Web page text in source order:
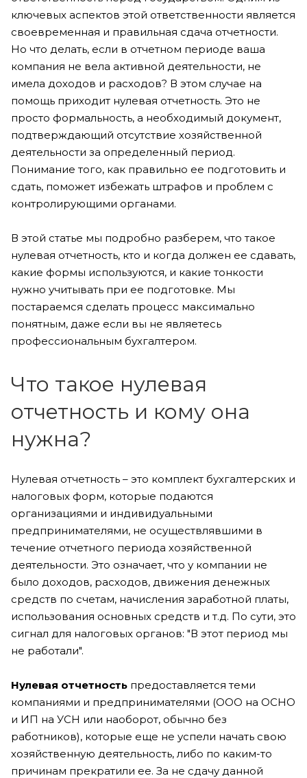
ключевых аспектов этой ответственности является
своевременная и правильная сдача отчетности.
Но что делать, если в отчетном периоде ваша
компания не вела активной деятельности, не
имела доходов и расходов? В этом случае на
помощь приходит нулевая отчетность. Это не
просто формальность, а необходимый документ,
подтверждающий отсутствие хозяйственной
деятельности за определенный период.
Понимание того, как правильно ее подготовить и
сдать, поможет избежать штрафов и проблем с
контролирующими органами.
В этой статье мы подробно разберем, что такое
нулевая отчетность, кто и когда должен ее сдавать,
какие формы используются, и какие тонкости
нужно учитывать при ее подготовке. Мы
постараемся сделать процесс максимально
понятным, даже если вы не являетесь
профессиональным бухгалтером.
Что такое нулевая
отчетность и кому она
нужна?
Нулевая отчетность – это комплект бухгалтерских и
налоговых форм, которые подаются
организациями и индивидуальными
предпринимателями, не осуществлявшими в
течение отчетного периода хозяйственной
деятельности. Это означает, что у компании не
было доходов, расходов, движения денежных
средств по счетам, начисления заработной платы,
использования основных средств и т.д. По сути, это
сигнал для налоговых органов: "В этот период мы
не работали".
Нулевая отчетность предоставляется теми
компаниями и предпринимателями (ООО на ОСНО
и ИП на УСН или наоборот, обычно без
работников), которые еще не успели начать свою
хозяйственную деятельность, либо по каким-то
причинам прекратили ее. За не сдачу данной